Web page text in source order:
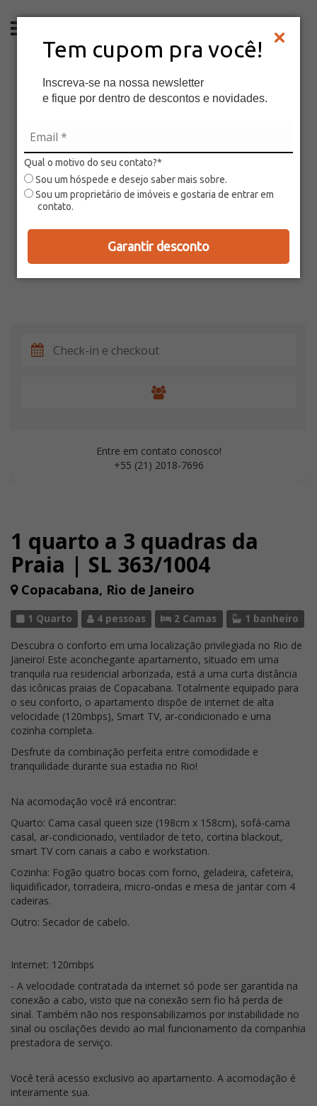
Tem cupom pra você!
Inscreva-se na nossa newsletter
e fique por dentro de descontos e novidades.
Qual o motivo do seu contato?*
Sou um hóspede e desejo saber mais sobre.
Sou um proprietário de imóveis e gostaria de entrar em
contato.
Garantir desconto
1 quarto a 3 quadras da
Praia | SL 363/1004
Copacabana, Rio de Janeiro
1 Quarto 4 pessoas 2 Camas 1 banheiro
Descubra o conforto em uma localização privilegiada no Rio de
Janeiro! Este aconchegante apartamento, situado em uma
tranquila rua residencial arborizada, está a uma curta distância
das icônicas praias de Copacabana. Totalmente equipado para
o seu conforto, o apartamento dispõe de internet de alta
velocidade (120mbps), Smart TV, ar-condicionado e uma
cozinha completa.
Desfrute da combinação perfeita entre comodidade e
tranquilidade durante sua estadia no Rio!
Na acomodação você irá encontrar:
Quarto: Cama casal queen size (198cm x 158cm), sofá-cama
casal, ar-condicionado, ventilador de teto, cortina blackout,
smart TV com canais a cabo e workstation.
Cozinha: Fogão quatro bocas com forno, geladeira, cafeteira,
liquidificador, torradeira, micro-ondas e mesa de jantar com 4
cadeiras.
Outro: Secador de cabelo.
Internet: 120mbps
- A velocidade contratada da internet só pode ser garantida na
conexão a cabo, visto que na conexão sem fio há perda de
sinal. Também não nos responsabilizamos por instabilidade no
sinal ou oscilações devido ao mal funcionamento da companhia
prestadora de serviço.
Você terá acesso exclusivo ao apartamento. A acomodação é
inteiramente sua.
Entre em contato conosco!
+55 (21) 2018-7696